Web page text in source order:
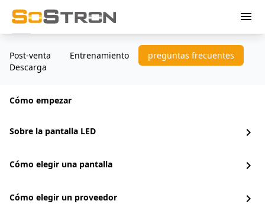
menu
Post-venta Entrenamiento
preguntas frecuentes
Descarga
Cómo empezar
Sobre la pantalla LED chevron_right
Cómo elegir una pantalla chevron_right
Cómo elegir un proveedor chevron_right